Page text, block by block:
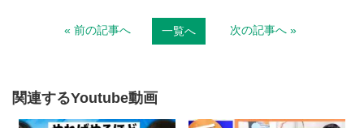
e
o
o
« 前の記事へ 一覧へ 次の記事へ »
関連するYoutube動画